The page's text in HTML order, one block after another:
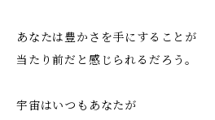
あなたは豊かさを手にすることが
当たり前だと感じられるだろう。
宇宙はいつもあなたが